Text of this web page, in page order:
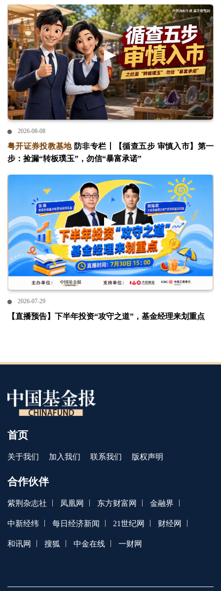
2026-08-08
粤开证券投教基地 防非专栏丨【循查五步 审慎入市】第一
步：捡漏“转板璞玉”，勿信“暴富承诺”
2026-07-29
【直播预告】下半年投资“攻守之道”，基金经理来划重点
首页
关于我们 加入我们 联系我们 版权声明
合作伙伴
紫荆杂志社 | 凤凰网 | 东方财富网 | 金融界 |
中新经纬 | 每日经济新闻 | 21世纪网 | 财经网 |
和讯网 | 搜狐 | 中金在线 | 一财网